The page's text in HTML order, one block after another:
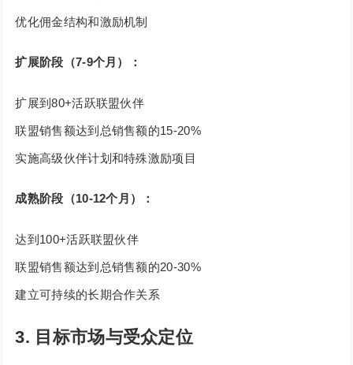
优化佣金结构和激励机制
扩展阶段（7-9个月）：
扩展到80+活跃联盟伙伴
联盟销售额达到总销售额的15-20%
实施高级伙伴计划和特殊激励项目
成熟阶段（10-12个月）：
达到100+活跃联盟伙伴
联盟销售额达到总销售额的20-30%
建立可持续的长期合作关系
3. 目标市场与受众定位